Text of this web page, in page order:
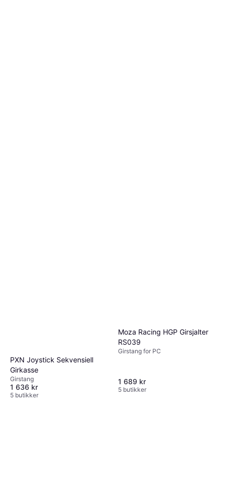
PXN Joystick Sekvensiell
Girkasse
Girstang
1 636 kr
5 butikker
Moza Racing HGP Girsjalter
RS039
Girstang for PC
1 689 kr
5 butikker